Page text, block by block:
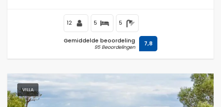
12 5 5
Gemiddelde beoordeling
95 Beoordelingen 7,8
VILLA